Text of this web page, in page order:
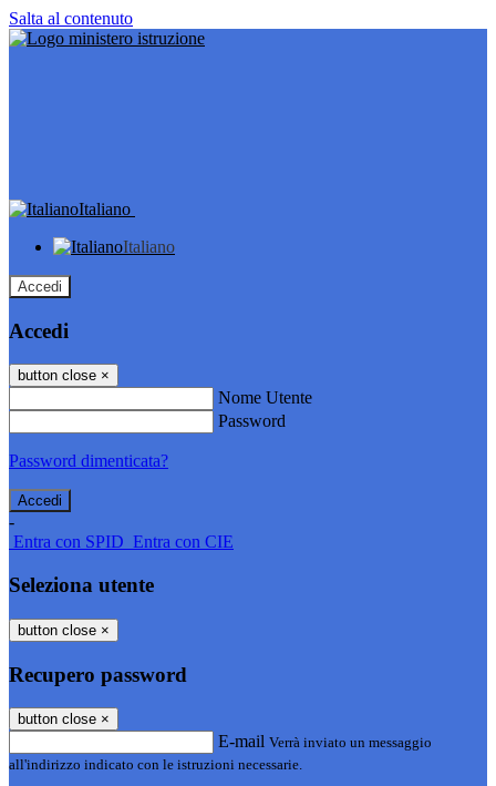
Salta al contenuto
Italiano
Italiano
Accedi
Accedi
button close ×
Nome Utente
Password
Password dimenticata?
-
Entra con SPID Entra con CIE
Seleziona utente
button close ×
Recupero password
button close ×
E-mail Verrà inviato un messaggio
all'indirizzo indicato con le istruzioni necessarie.